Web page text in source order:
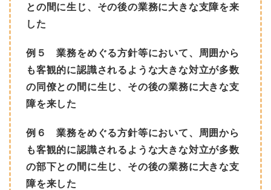
との間に生じ、その後の業務に大きな支障を来
した
例５ 業務をめぐる方針等において、周囲から
も客観的に認識されるような大きな対立が多数
の同僚との間に生じ、その後の業務に大きな支
障を来した
例６ 業務をめぐる方針等において、周囲から
も客観的に認識されるような大きな対立が多数
の部下との間に生じ、その後の業務に大きな支
障を来した